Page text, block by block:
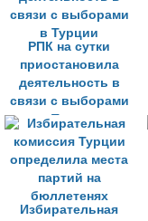
РПК на сутки
приостановила
деятельность в
связи с выборами
в Турции
Избирательная